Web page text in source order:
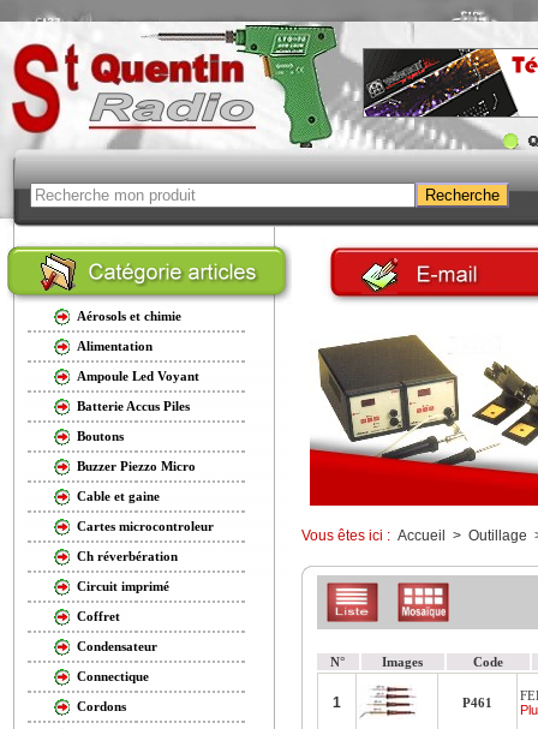
Aérosols et chimie
Alimentation
Ampoule Led Voyant
Batterie Accus Piles
Boutons
Buzzer Piezzo Micro
Cable et gaine
Cartes microcontroleur
Ch réverbération
Circuit imprimé
Coffret
Condensateur
Connectique
Cordons
Vous êtes ici : Accueil > Outillage
N° Images Code
1 P461